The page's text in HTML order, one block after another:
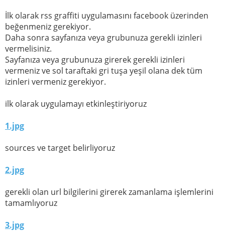
İlk olarak rss graffiti uygulamasını facebook üzerinden
beğenmeniz gerekiyor.
Daha sonra sayfanıza veya grubunuza gerekli izinleri
vermelisiniz.
Sayfanıza veya grubunuza girerek gerekli izinleri
vermeniz ve sol taraftaki gri tuşa yeşil olana dek tüm
izinleri vermeniz gerekiyor.
ilk olarak uygulamayı etkinleştiriyoruz
1.jpg
sources ve target belirliyoruz
2.jpg
gerekli olan url bilgilerini girerek zamanlama işlemlerini
tamamlıyoruz
3.jpg